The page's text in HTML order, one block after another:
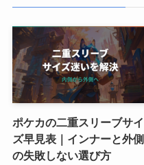
ポケカの二重スリーブサイ
ズ早見表｜インナーと外側
の失敗しない選び方